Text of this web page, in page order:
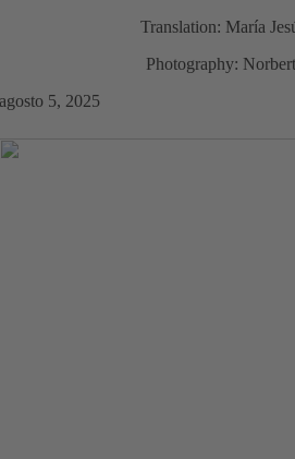
Translation: María
Photography:
agosto 5, 2025